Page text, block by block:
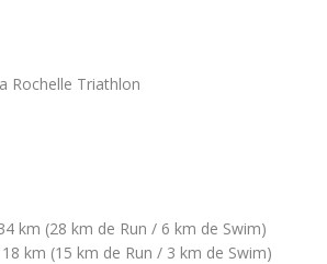
Rochelle Triathlon
km (28 km de Run / 6 km de Swim)
18 km (15 km de Run / 3 km de Swim)